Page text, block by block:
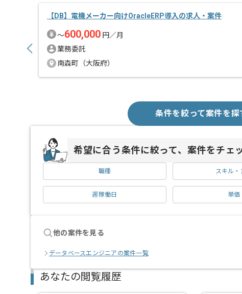
【DB】電機メーカー向けOracleERP導入の求人・案件
〜600,000 円／月
業務委託
南森町（大阪府）
条件を絞って案件を探
希望に合う条件に絞って、案件をチェ
職種 スキル・
週稼働日 単価
他の案件を見る
データベースエンジニアの案件一覧
あなたの閲覧履歴